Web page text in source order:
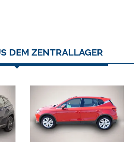
DEM ZENTRALLAGER